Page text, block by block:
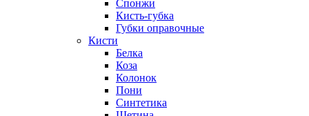
Спонжи
Кисть-губка
Губки оправочные
Кисти
Белка
Коза
Колонок
Пони
Синтетика